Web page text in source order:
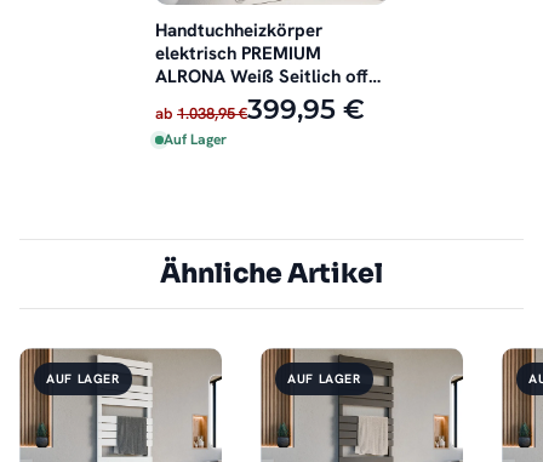
Handtuchheizkörper
elektrisch PREMIUM
ALRONA Weiß Seitlich offen
inkl. Heizstab
ab 1.038,95 €399,95 €
Auf Lager
Ähnliche Artikel
AUF LAGER AUF LAGER